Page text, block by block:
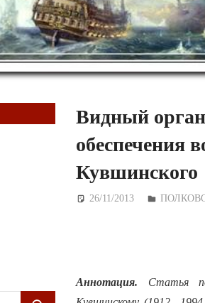
Видный
обеспечения
Кувшинского
26/11/2013
Аннотация.
Статья